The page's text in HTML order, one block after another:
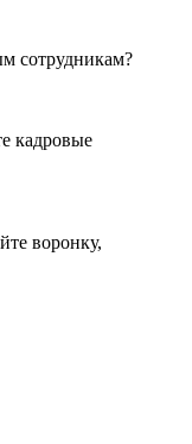
сотрудникам?
кадровые
воронку,